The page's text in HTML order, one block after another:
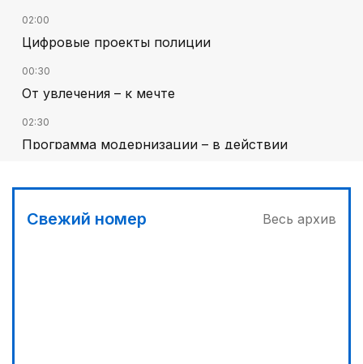
02:00
Цифровые проекты полиции
00:30
От увлечения – к мечте
02:30
Программа модернизации – в действии
Тюркский культурный код в произведениях
Батухана Баймена
Свежий номер Весь архив